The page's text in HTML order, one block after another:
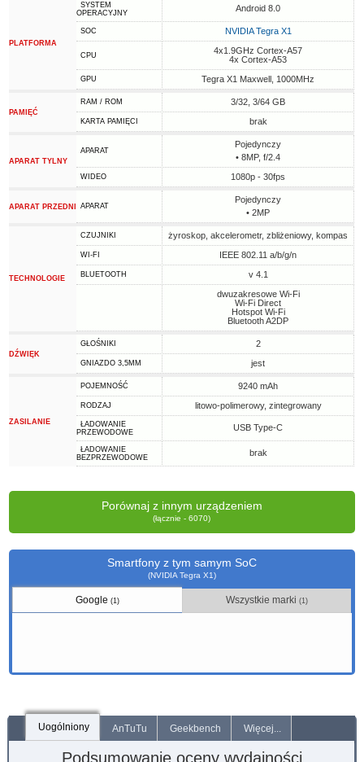
PLATFORMA
SYSTEM
OPERACYJNY
Android 8.0
SOC NVIDIA Tegra X1
CPU
4x1.9GHz Cortex-A57
4x Cortex-A53
GPU Tegra X1 Maxwell, 1000MHz
PAMIĘĆ
RAM / ROM 3/32, 3/64 GB
KARTA PAMIĘCI brak
APARAT TYLNY
APARAT
Pojedynczy
• 8MP, f/2.4
WIDEO 1080p - 30fps
APARAT PRZEDNI APARAT
Pojedynczy
• 2MP
TECHNOLOGIE
CZUJNIKI żyroskop, akcelerometr, zbliżeniowy, kompas
WI-FI IEEE 802.11 a/b/g/n
BLUETOOTH
v 4.1
dwuzakresowe Wi-Fi
Wi-Fi Direct
Hotspot Wi-Fi
Bluetooth A2DP
DŹWIĘK
GŁOŚNIKI 2
GNIAZDO 3,5MM jest
ZASILANIE
POJEMNOŚĆ 9240 mAh
RODZAJ litowo-polimerowy, zintegrowany
ŁADOWANIE
PRZEWODOWE
USB Type-C
ŁADOWANIE
BEZPRZEWODOWE
brak
Porównaj z innym urządzeniem
(łącznie - 6070)
Smartfony z tym samym SoC
(NVIDIA Tegra X1)
Google(1) Wszystkie marki(1)
Uogólniony AnTuTu Geekbench Więcej...
Podsumowanie oceny wydajności